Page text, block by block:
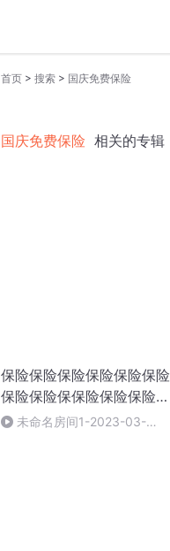
首页 > 搜索 > 国庆免费保险
国庆免费保险 相关的专辑
保险保险保险保险保险保险
保险保险保保险保险保险保
险 未命名房间1-2023-03-